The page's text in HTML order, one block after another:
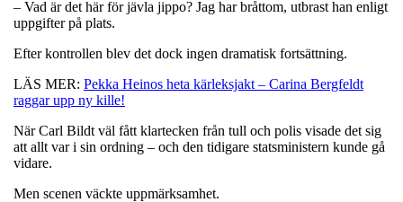
– Vad är det här för jävla jippo? Jag har bråttom, utbrast han enligt
uppgifter på plats.
Efter kontrollen blev det dock ingen dramatisk fortsättning.
LÄS MER: Pekka Heinos heta kärleksjakt – Carina Bergfeldt
raggar upp ny kille!
När Carl Bildt väl fått klartecken från tull och polis visade det sig
att allt var i sin ordning – och den tidigare statsministern kunde gå
vidare.
Men scenen väckte uppmärksamhet.